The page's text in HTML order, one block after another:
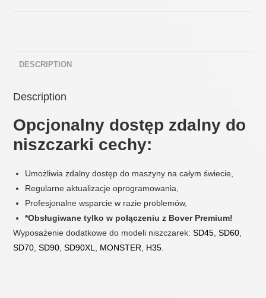
DESCRIPTION
Description
Opcjonalny dostęp zdalny do
niszczarki cechy:
Umożliwia zdalny dostęp do maszyny na całym świecie,
Regularne aktualizacje oprogramowania,
Profesjonalne wsparcie w razie problemów,
*Obsługiwane tylko w połączeniu z Bover Premium!
Wyposażenie dodatkowe do modeli niszczarek:SD45 ,SD60
SD70 ,SD90 ,SD90XL MONSTER H35